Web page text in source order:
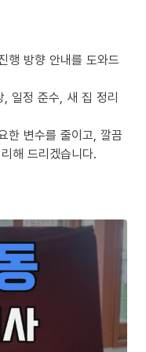
행 방향 안내를 도와드
일정 준수, 새 집 정리
한 변수를 줄이고, 깔끔
해 드리겠습니다.